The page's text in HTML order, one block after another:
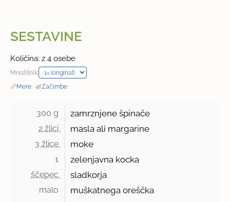
SESTAVINE
Količina: z 4 osebe
Množilnik:
📏Mere · 🌿Začimbe
300 g zamrznjene špinače
2 žlici masla ali margarine
3 žlice moke
1 zelenjavna kocka
ščepec sladkorja
malo muškatnega oreščka